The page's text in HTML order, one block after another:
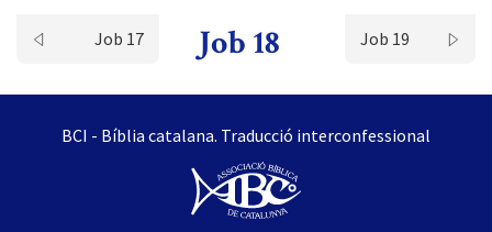
Job 17 Job 18 Job 19
BCI - Bíblia catalana. Traducció interconfessional